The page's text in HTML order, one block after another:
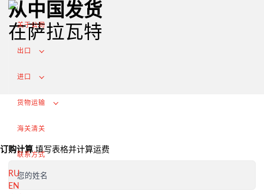
关于公司
出口
进口
货物运输
海关清关
联系方式
RU
EN
从中国发货
在萨拉瓦特
订购计算填写表格并计算运费
您的姓名